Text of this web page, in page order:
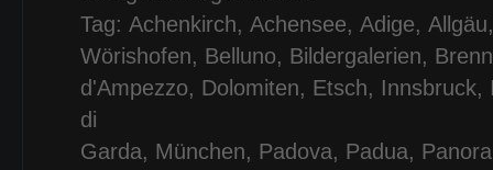
Tag: Achenkirch, Achensee, Adige, Allgäu
Wörishofen, Belluno, Bildergalerien,
d'Ampezzo, Dolomiten, Etsch, Innsbruck,
di
Garda, München, Padova, Padua,